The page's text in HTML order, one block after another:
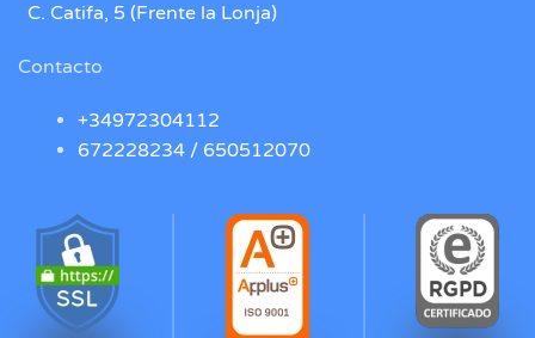
C. Catifa, 5 (Frente la Lonja)
Contacto
+34972304112
672228234 / 650512070